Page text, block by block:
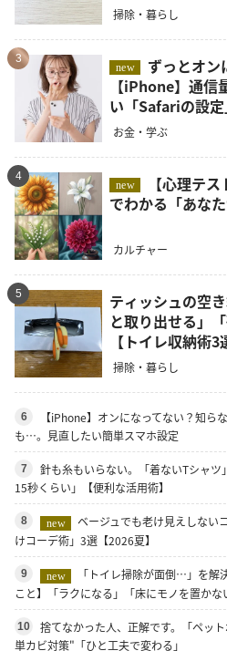
掃除・暮らし
3
new
【iPhone】通信
い「Safariの設定
お金・学ぶ
4
new
でわかる「あな
カルチャー
5
ティッシュの空
と取り出せる」
【トイレ収納術3
掃除・暮らし
6
【iPhone】オンになってない？知ら
も…。見直したい簡単スマホ設定
7
針も糸もいらない。「着ないTシャ
15秒くらい」【便利な活用術】
8 new
ベージュでも老け見えしない
けコーデ術」3選【2026夏】
9 new
「トイレ掃除が面倒…」を解
こと】「ラクになる」「床にモノを置かな
10
捨てなかった人、正解です。「ペッ
単カビ対策"「ひと工夫で変わる」